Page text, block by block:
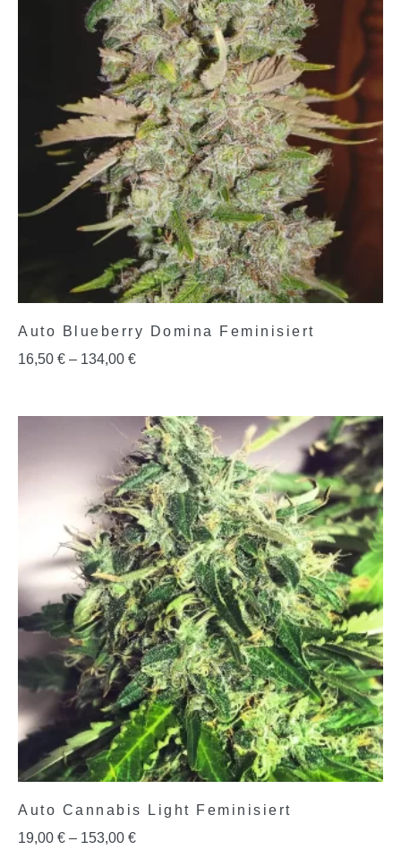
Auto Blueberry Domina Feminisiert
16,50 € – 134,00 €
Auto Cannabis Light Feminisiert
19,00 € – 153,00 €